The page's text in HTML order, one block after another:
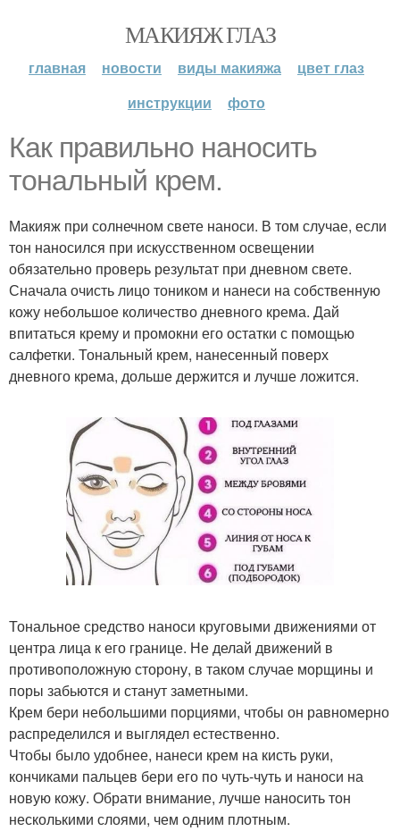
МАКИЯЖ ГЛАЗ
главная новости виды макияжа
цвет глаз
инструкции
фото
Как правильно наносить
тональный крем.
Макияж при солнечном свете наноси. В том случае, если
тон наносился при искусственном освещении
обязательно проверь результат при дневном свете.
Сначала очисть лицо тоником и нанеси на собственную
кожу небольшое количество дневного крема. Дай
впитаться крему и промокни его остатки с помощью
салфетки. Тональный крем, нанесенный поверх
дневного крема, дольше держится и лучше ложится.
Тональное средство наноси круговыми движениями от
центра лица к его границе. Не делай движений в
противоположную сторону, в таком случае морщины и
поры забьются и станут заметными.
Крем бери небольшими порциями, чтобы он равномерно
распределился и выглядел естественно.
Чтобы было удобнее, нанеси крем на кисть руки,
кончиками пальцев бери его по чуть-чуть и наноси на
новую кожу. Обрати внимание, лучше наносить тон
несколькими слоями, чем одним плотным.